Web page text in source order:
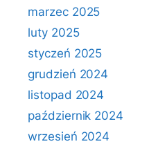
marzec 2025
luty 2025
styczeń 2025
grudzień 2024
listopad 2024
październik 2024
wrzesień 2024